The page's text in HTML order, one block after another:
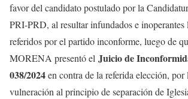
favor del candidato postulado por la
PRI-PRD, al resultar infundados e inoperantes
referidos por el partido inconforme, luego de
MORENA presentó el Juicio de
038/2024en contra de la referida elección, por
vulneración al principio de separación de